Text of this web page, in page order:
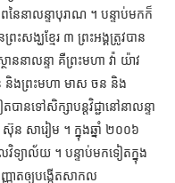
ៃនាលន្ទាបុរាណ ។ បន្ទាប់មកក៏
ះសង្ឃខ្មែរ ៣ ព្រះអង្គត្រូវបាន
ននាលន្ទា គឺព្រះមហា វ៉ា យ៉ាវ
និងព្រះមហា មាស ចន និង
បានទៅសិក្សាបន្តវិជ្ជានៅនាលន្ទា
ន សារៀម ។ ក្នុងឆ្នាំ ២០០៦
វិទ្យាល័យ ។ បន្ទាប់មកទៀតក្នុង
ាតឲ្យបង្កើតសាកល